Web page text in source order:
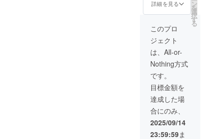
もOK
い！
例:LINE
ル、
話番
号、等
なんで
もOK
繋がり
を記載
してく
ださ
い！
例:LINE
、メー
話番
号、等
なんで
もOK
ンはリ
ターン
云々で
はな
く、 "と
にかく
応援し
た
い"、"
してほ
しい"と
いった
気持ち
のみの
プラン
となり
詳細を見る ン
を
選
択
す
る
このプロ
ジェクト
は、All-or-
Nothing方式
です。
目標金額を
達成した場
合にのみ、
2025/09/14
23:59:59ま